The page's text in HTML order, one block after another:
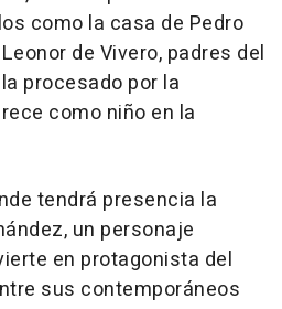
como la casa de Pedro
de Vivero, padres del
procesado por la
como niño en la
tendrá presencia la
un personaje
en protagonista del
sus contemporáneos